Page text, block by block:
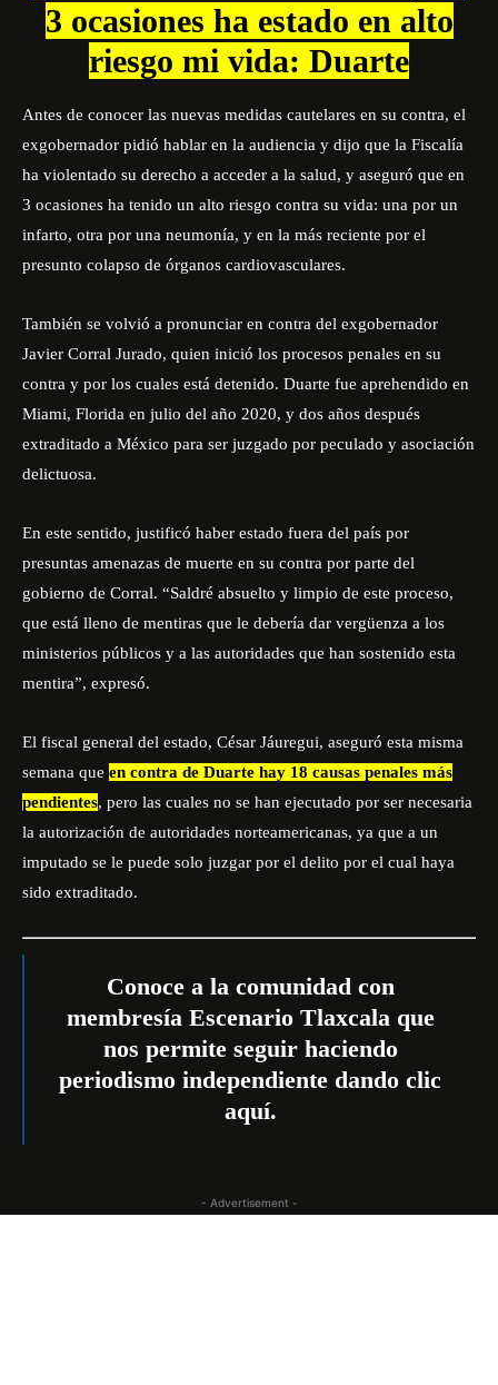
3 ocasiones ha estado en alto
riesgo mi vida: Duarte
Antes de conocer las nuevas medidas cautelares en su contra, el
exgobernador pidió hablar en la audiencia y dijo que la Fiscalía
ha violentado su derecho a acceder a la salud, y aseguró que en
3 ocasiones ha tenido un alto riesgo contra su vida: una por un
infarto, otra por una neumonía, y en la más reciente por el
presunto colapso de órganos cardiovasculares.
También se volvió a pronunciar en contra del exgobernador
Javier Corral Jurado, quien inició los procesos penales en su
contra y por los cuales está detenido. Duarte fue aprehendido en
Miami, Florida en julio del año 2020, y dos años después
extraditado a México para ser juzgado por peculado y asociación
delictuosa.
En este sentido, justificó haber estado fuera del país por
presuntas amenazas de muerte en su contra por parte del
gobierno de Corral. “Saldré absuelto y limpio de este proceso,
que está lleno de mentiras que le debería dar vergüenza a los
ministerios públicos y a las autoridades que han sostenido esta
mentira”, expresó.
El fiscal general del estado, César Jáuregui, aseguró esta misma
semana que en contra de Duarte hay 18 causas penales más
pendientes, pero las cuales no se han ejecutado por ser necesaria
la autorización de autoridades norteamericanas, ya que a un
imputado se le puede solo juzgar por el delito por el cual haya
sido extraditado.
Conoce a la comunidad con
membresía Escenario Tlaxcala que
nos permite seguir haciendo
periodismo independiente dando clic
aquí.
- Advertisement -